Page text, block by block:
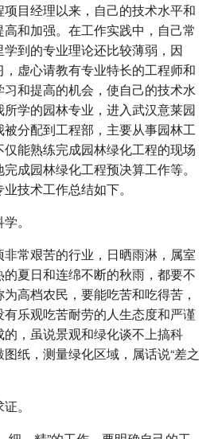
目经理以来，自己的技术水平和
和加强。在工作实践中，自己常
到的专业理论还比较薄弱，因
虚心请教有专业特长的工程师和
和提高的机会，使自己的技术水
学的园林专业，进入武汉意莱园
分配到工程部，主要从事园林工
能熟练完成园林绿化工程的现场
成园林绿化工程预决算工作等。
技术工作总结如下。
。
常艰苦的行业，日晒雨淋，属室
夏日和连绵不断的秋雨，都要不
高档农民，要能吃苦和吃得苦，
乐观吃苦耐劳的人生态度和严谨
，虽说景观和绿化谈不上搞科
纸，测量绿化区域，属话说“差之
。